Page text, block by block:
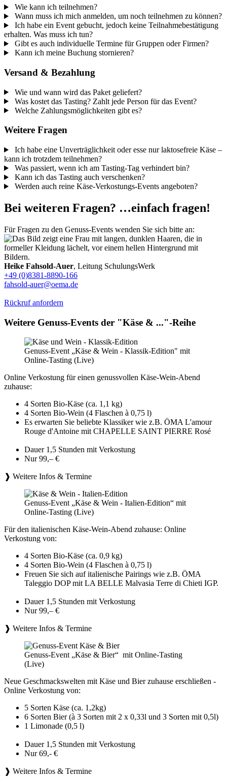
Wie kann ich teilnehmen?
Wann muss ich mich anmelden, um noch teilnehmen zu können?
Ich habe ein Event gebucht, jedoch keine Teilnahmebestätigung
erhalten. Was muss ich tun?
Gibt es auch individuelle Termine für Gruppen oder Firmen?
Kann ich meine Buchung stornieren?
Versand & Bezahlung
Wie und wann wird das Paket geliefert?
Was kostet das Tasting? Zahlt jede Person für das Event?
Welche Zahlungsmöglichkeiten gibt es?
Weitere Fragen
Ich habe eine Unverträglichkeit oder esse nur laktosefreie Käse –
kann ich trotzdem teilnehmen?
Was passiert, wenn ich am Tasting-Tag verhindert bin?
Kann ich das Tasting auch verschenken?
Werden auch reine Käse-Verkostungs-Events angeboten?
Bei weiteren Fragen? …einfach fragen!
Für Fragen zu den Genuss-Events wenden Sie sich bitte an:
Heike Fahsold-Auer, Leitung SchulungsWerk
+49 (0)8381-8890-166
fahsold-auer@oema.de
Rückruf anfordern
Weitere Genuss-Events der "Käse & ..."-Reihe
Genuss-Event „Käse & Wein - Klassik-Edition" mit
Online-Tasting (Live)
Online Verkostung für einen genussvollen Käse-Wein-Abend
zuhause:
4 Sorten Bio-Käse (ca. 1,1 kg)
4 Sorten Bio-Wein (4 Flaschen à 0,75 l)
Es erwarten Sie beliebte Klassiker wie z.B. ÖMA L'amour
Rouge d'Antoine mit CHAPELLE SAINT PIERRE Rosé
Dauer 1,5 Stunden mit Verkostung
Nur 99,– €
❱ Weitere Infos & Termine
Genuss-Event „Käse & Wein - Italien-Edition“ mit
Online-Tasting (Live)
Für den italienischen Käse-Wein-Abend zuhause: Online
Verkostung von:
4 Sorten Bio-Käse (ca. 0,9 kg)
4 Sorten Bio-Wein (4 Flaschen à 0,75 l)
Freuen Sie sich auf italienische Pairings wie z.B. ÖMA
Taleggio DOP mit LA BELLE Malvasia Terre di Chieti IGP.
Dauer 1,5 Stunden mit Verkostung
Nur 99,– €
❱ Weitere Infos & Termine
Genuss-Event „Käse & Bier“ mit Online-Tasting
(Live)
Neue Geschmackswelten mit Käse und Bier zuhause erschließen -
Online Verkostung von:
5 Sorten Käse (ca. 1,2kg)
6 Sorten Bier (à 3 Sorten mit 2 x 0,33l und 3 Sorten mit 0,5l)
1 Limonade (0,5 l)
Dauer 1,5 Stunden mit Verkostung
Nur 69,- €
❱ Weitere Infos & Termine